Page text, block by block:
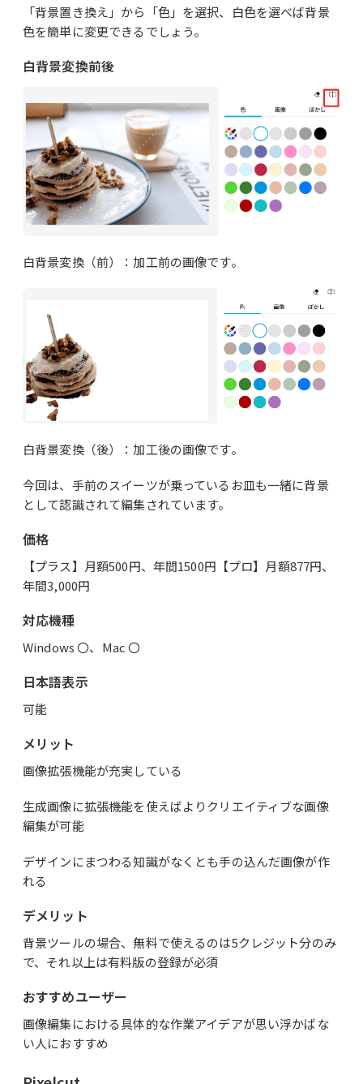
「背景置き換え」から「色」を選択、白色を選べば背景
色を簡単に変更できるでしょう。
白背景変換前後
白背景変換（前）：加工前の画像です。
白背景変換（後）：加工後の画像です。
今回は、手前のスイーツが乗っているお皿も一緒に背景
として認識されて編集されています。
価格
【プラス】月額500円、年間1500円【プロ】月額877円、
年間3,000円
対応機種
Windows 〇、Mac 〇
日本語表示
可能
メリット
画像拡張機能が充実している
生成画像に拡張機能を使えばよりクリエイティブな画像
編集が可能
デザインにまつわる知識がなくとも手の込んだ画像が作
れる
デメリット
背景ツールの場合、無料で使えるのは5クレジット分のみ
で、それ以上は有料版の登録が必須
おすすめユーザー
画像編集における具体的な作業アイデアが思い浮かばな
い人におすすめ